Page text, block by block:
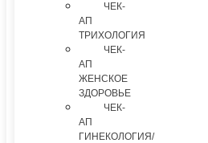
ЧЕК-
АП
ТРИХОЛОГИЯ
ЧЕК-
АП
ЖЕНСКОЕ
ЗДОРОВЬЕ
ЧЕК-
АП
ГИНЕКОЛОГИЯ/